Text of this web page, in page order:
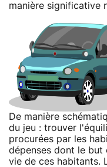
manière significative
De manière
du jeu : trouver
procurées par les
dépenses dont le but
vie de ces habitants.